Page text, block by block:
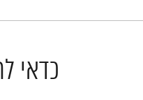
כדאי